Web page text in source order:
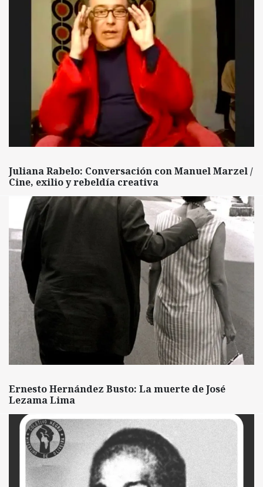
Juliana Rabelo: Conversación con Manuel Marzel /
Cine, exilio y rebeldía creativa
Ernesto Hernández Busto: La muerte de José
Lezama Lima